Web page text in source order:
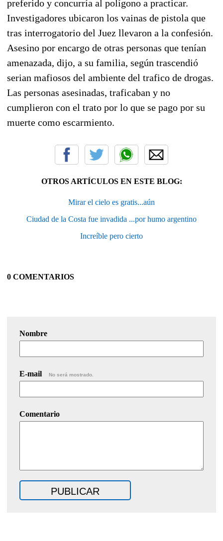
preferido y concurría al polígono a practicar.
Investigadores ubicaron los vainas de pistola que
tras interrogatorio del Juez llevaron a la confesión.
Asesino por encargo de otras personas que tenían
amenazada, dijo, a su familia, según trascendió
serian mafiosos del ambiente del trafico de drogas.
Las personas asesinadas, traficaban y no
cumplieron con el trato por lo que se pago por su
muerte como escarmiento.
OTROS ARTÍCULOS EN ESTE BLOG:
Mirar el cielo es gratis...aún
Ciudad de la Costa fue invadida ...por humo argentino
Increíble pero cierto
0 COMENTARIOS
Nombre
E-mail No será mostrado.
Comentario